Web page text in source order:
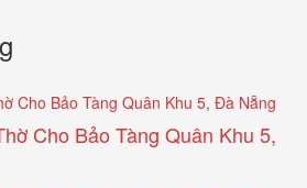
Cho Bảo Tàng Quân Khu 5,